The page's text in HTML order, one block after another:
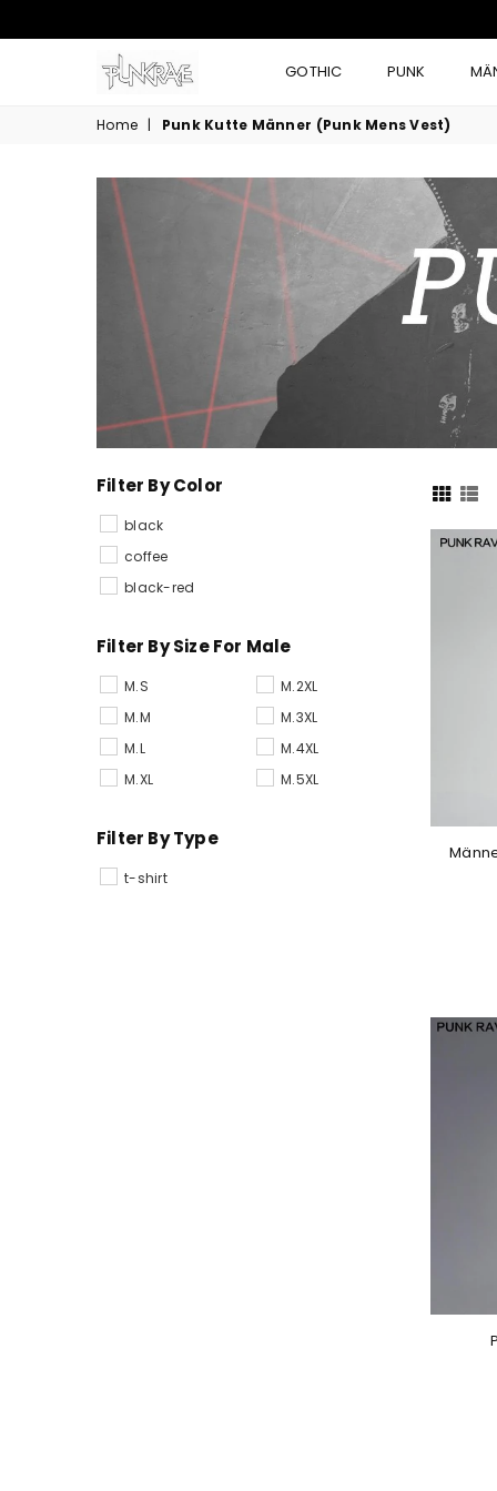
GOTHIC PUNK
Home | Punk Kutte Männer (Punk Mens Vest)
Filter By Color
black
coffee
black-red
Filter By Size For Male
M.S
M.M
M.L
M.XL
M.2XL
M.3XL
M.4XL
M.5XL
Filter By Type
t-shirt